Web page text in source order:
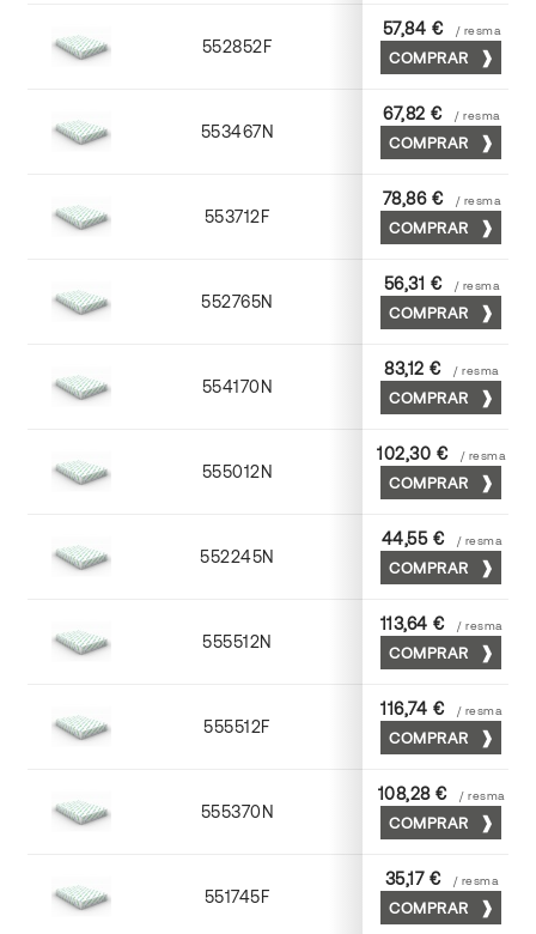
552852F 52 x 70
57,84 € / resma
COMPRAR
553467N 65 x 90
67,82 € / resma
COMPRAR
553712F 72 x 102
78,86 € / resma
COMPRAR
552765N 65 x 90
56,31 € / resma
COMPRAR
554170N 70 x 100
83,12 € / resma
COMPRAR
555012N 72 x 102
102,30 € / resma
COMPRAR
552245N 45 x 64
44,55 € / resma
COMPRAR
555512N 72 x 102
113,64 € / resma
COMPRAR
555512F 72 x 102
116,74 € / resma
COMPRAR
555370N 70 x 100
108,28 € / resma
COMPRAR
551745F 45 x 64
35,17 € / resma
COMPRAR